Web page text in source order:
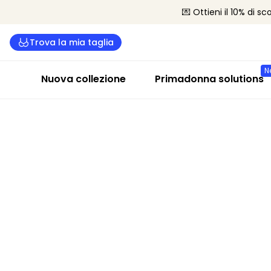
💌 Ottieni il 10% di
Trova la mia taglia
Nuova collezione Primadonna solutions